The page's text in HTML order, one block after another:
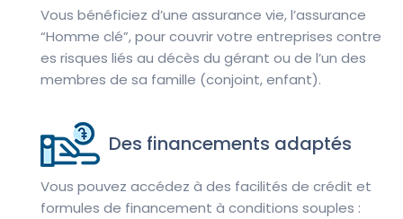
Vous bénéficiez d’une assurance vie, l’assurance
“Homme clé”, pour couvrir votre entreprises contre
es risques liés au décès du gérant ou de l’un des
membres de sa famille (conjoint, enfant).
Des financements adaptés
Vous pouvez accédez à des facilités de crédit et
formules de financement à conditions souples :